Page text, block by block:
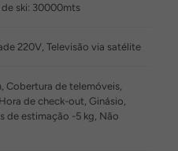
ski: 30000mts
220V, Televisão via satélite
Cobertura de telemóveis,
de check-out, Ginásio,
de estimação -5 kg, Não